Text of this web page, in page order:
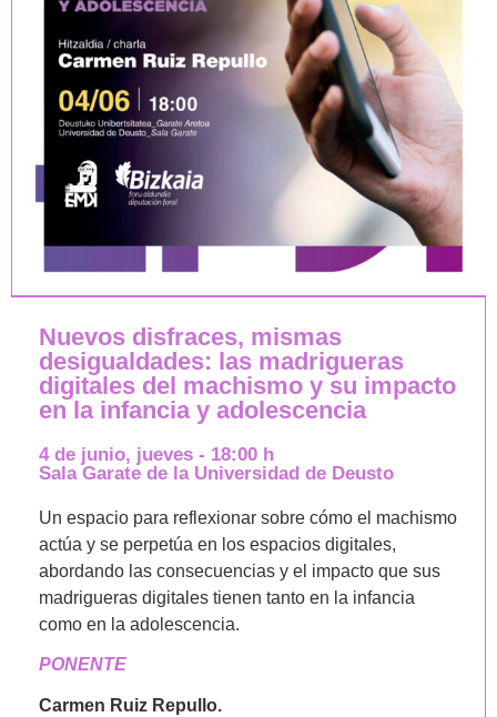
Nuevos disfraces, mismas
desigualdades: las madrigueras
digitales del machismo y su impacto
en la infancia y adolescencia
4 de junio, jueves - 18:00 h
Sala Garate de la Universidad de Deusto
Un espacio para reflexionar sobre cómo el machismo
actúa y se perpetúa en los espacios digitales,
abordando las consecuencias y el impacto que sus
madrigueras digitales tienen tanto en la infancia
como en la adolescencia.
PONENTE
Carmen Ruiz Repullo.